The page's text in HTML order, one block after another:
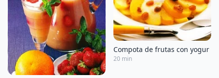
Compota de frutas con yogur
20 min